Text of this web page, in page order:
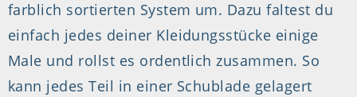
farblich sortierten System um. Dazu faltest du
einfach jedes deiner Kleidungsstücke einige
Male und rollst es ordentlich zusammen. So
kann jedes Teil in einer Schublade gelagert